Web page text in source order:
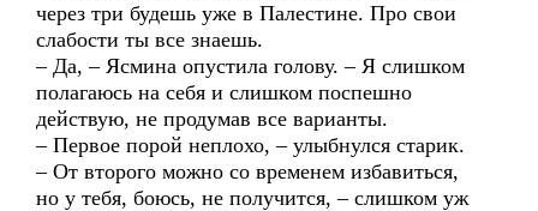
через три будешь уже в Палестине. Про свои
слабости ты все знаешь.
– Да, – Ясмина опустила голову. – Я слишком
полагаюсь на себя и слишком поспешно
действую, не продумав все варианты.
– Первое порой неплохо, – улыбнулся старик.
– От второго можно со временем избавиться,
но у тебя, боюсь, не получится, – слишком уж